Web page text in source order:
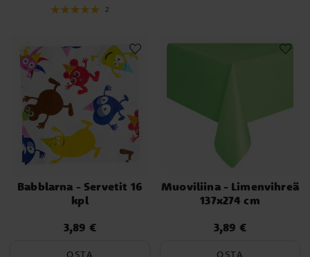
2
Babblarna - Servetit 16
kpl
Hinta:3,89 €
3,89 €
OSTA
Muoviliina - Limenvihreä
137x274 cm
Hinta:3,89 €
3,89 €
OSTA